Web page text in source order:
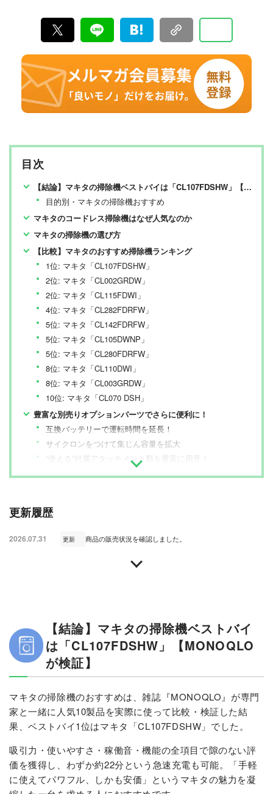
目次
【結論】マキタの掃除機ベストバイは「CL107FDSHW」【MONOQLOが検証】
目的別・マキタの掃除機おすすめ
マキタのコードレス掃除機はなぜ人気なのか
マキタの掃除機の選び方
【比較】マキタのおすすめ掃除機ランキング
1位: マキタ「CL107FDSHW」
2位: マキタ「CL002GRDW」
2位: マキタ「CL115FDWI」
4位: マキタ「CL282FDRFW」
5位: マキタ「CL142FDRFW」
5位: マキタ「CL105DWNP」
5位: マキタ「CL280FDRFW」
8位: マキタ「CL110DWI」
8位: マキタ「CL003GRDW」
10位: マキタ「CL070 DSH」
豊富な別売りオプションパーツでさらに便利に！
互換バッテリーで運転時間を延長！
サイクロンをつけて集じん容量を拡大
“使える”付属アタッチメント類を豊富に用意！
おしゃれな掃除機スタンドもチェック
更新履歴
2026.07.31 更新 商品の販売状況を確認しました。
【結論】マキタの掃除機ベストバイ
は「CL107FDSHW」【MONOQLO
が検証】
マキタの掃除機のおすすめは、雑誌『MONOQLO』が専門
家と一緒に人気10製品を実際に使って比較・検証した結
果、ベストバイ1位はマキタ「CL107FDSHW」でした。
吸引力・使いやすさ・稼働音・機能の全項目で隙のない評
価を獲得し、わずか約22分という急速充電も可能。「手軽
に使えてパワフル、しかも安価」というマキタの魅力を凝